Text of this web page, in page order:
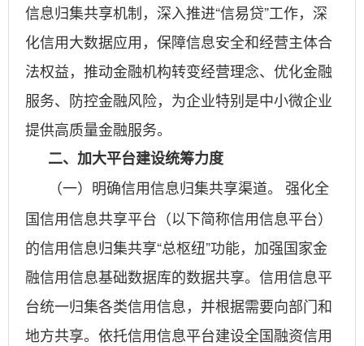
信息归集共享机制，深入推进“信易贷”工作，深
化信用大数据应用，保障信息安全和经营主体合
法权益，推动金融机构转变经营理念、优化金融
服务、防控金融风险，为企业特别是中小微企业
提供高质量金融服务。
二、加大平台建设统筹力度
（一）明确信用信息归集共享渠道。
强化全
国信用信息共享平台（以下简称信用信息平台）
的信用信息归集共享“总枢纽”功能，加强国家金
融信用信息基础数据库的数据共享。信用信息平
台统一归集各类信用信息，并根据需要向部门和
地方共享。依托信用信息平台建设全国融资信用